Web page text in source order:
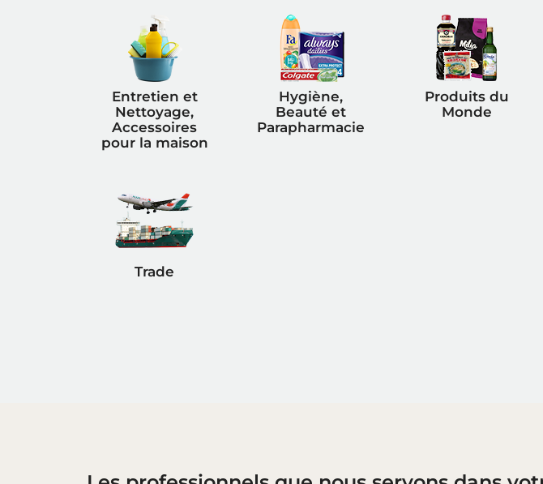
Entretien et
Nettoyage,
Accessoires
pour la maison
Hygiène,
Beauté et
Parapharmacie
Produits du
Monde
Trade